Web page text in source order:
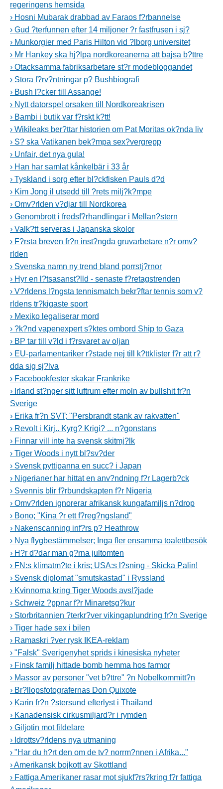
regeringens hemsida
› Hosni Mubarak drabbad av Faraos f?rbannelse
› Gud ?terfunnen efter 14 miljoner ?r fastfrusen i sj?
› Munkorgier med Paris Hilton vid ?lborg universitet
› Mr Hankey ska hj?lpa nordkoreanerna att bajsa b?ttre
› Otacksamma fabriksarbetare st?r modebloggandet
› Stora f?rv?ntningar p? Bushbiografi
› Bush l?cker till Assange!
› Nytt datorspel orsaken till Nordkoreakrisen
› Bambi i butik var f?rskt k?tt!
› Wikileaks ber?ttar historien om Pat Moritas ok?nda liv
› S? ska Vatikanen bek?mpa sex?vergrepp
› Unfair, det nya gula!
› Han har samlat kånkelbär i 33 år
› Tyskland i sorg efter bl?ckfisken Pauls d?d
› Kim Jong il utsedd till ?rets milj?k?mpe
› Omv?rlden v?djar till Nordkorea
› Genombrott i fredsf?rhandlingar i Mellan?stern
› Valk?tt serveras i Japanska skolor
› F?rsta breven fr?n inst?ngda gruvarbetare n?r omv?
rlden
› Svenska namn ny trend bland porrstj?rnor
› Hyr en l?tsasanst?lld - senaste f?retagstrenden
› V?rldens l?ngsta tennismatch bekr?ftar tennis som v?
rldens tr?kigaste sport
› Mexiko legaliserar mord
› ?k?nd vapenexpert s?ktes ombord Ship to Gaza
› BP tar till v?ld i f?rsvaret av oljan
› EU-parlamentariker r?stade nej till k?ttklister f?r att r?
dda sig sj?lva
› Facebookfester skakar Frankrike
› Irland st?nger sitt luftrum efter moln av bullshit fr?n
Sverige
› Erika fr?n SVT; "Persbrandt stank av rakvatten"
› Revolt i Kirj.. Kyrg? Krigi? ... n?gonstans
› Finnar vill inte ha svensk skitmj?lk
› Tiger Woods i nytt bl?sv?der
› Svensk pyttipanna en succ? i Japan
› Nigerianer har hittat en anv?ndning f?r Lagerb?ck
› Svennis blir f?rbundskapten f?r Nigeria
› Omv?rlden ignorerar afrikansk kungafamiljs n?drop
› Bono; "Kina ?r ett f?reg?ngsland"
› Nakenscanning inf?rs p? Heathrow
› Nya flygbestämmelser; Inga fler ensamma toalettbesök
› H?r d?dar man g?rna jultomten
› FN:s klimatm?te i kris; USA:s l?sning - Skicka Palin!
› Svensk diplomat "smutskastad" i Ryssland
› Kvinnorna kring Tiger Woods avsl?jade
› Schweiz ?ppnar f?r Minaretsg?kur
› Storbritannien ?terkr?ver vikingaplundring fr?n Sverige
› Tiger hade sex i bilen
› Ramaskri ?ver rysk IKEA-reklam
› "Falsk" Sverigenyhet sprids i kinesiska nyheter
› Finsk familj hittade bomb hemma hos farmor
› Massor av personer "vet b?ttre" ?n Nobelkommitt?n
› Br?llopsfotografernas Don Quixote
› Karin fr?n ?stersund efterlyst i Thailand
› Kanadensisk cirkusmiljard?r i rymden
› Giljotin mot fildelare
› Idrottsv?rldens nya utmaning
› "Har du h?rt den om de tv? norrm?nnen i Afrika..."
› Amerikansk bojkott av Skottland
› Fattiga Amerikaner rasar mot sjukf?rs?kring f?r fattiga